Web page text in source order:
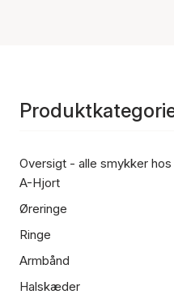
Oversigt - alle smykker hos
A-Hjort
Øreringe
Ringe
Armbånd
Halskæder